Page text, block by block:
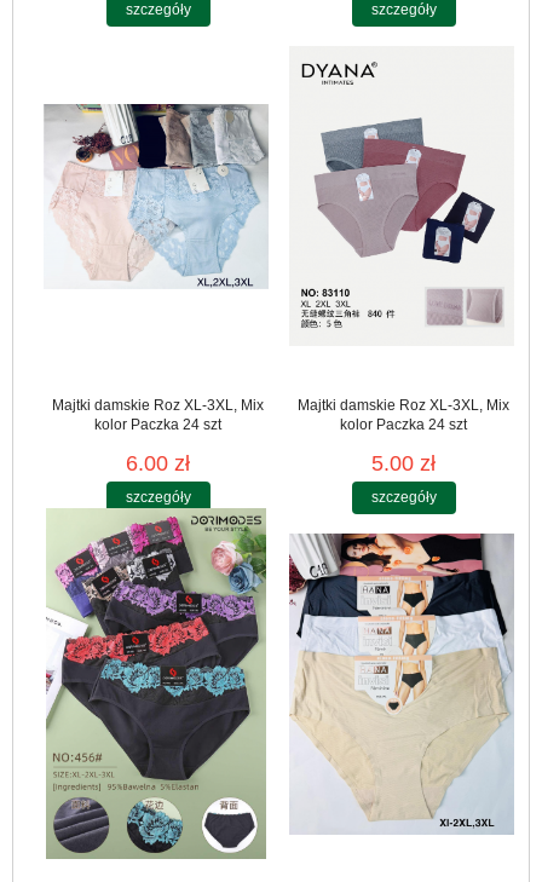
szczegóły szczegóły
Majtki damskie Roz XL-3XL, Mix
kolor Paczka 24 szt
6.00 zł
szczegóły
Majtki damskie Roz XL-3XL, Mix
kolor Paczka 24 szt
5.00 zł
szczegóły